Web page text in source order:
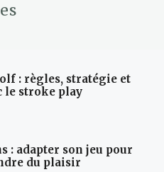
: règles, stratégie et
le stroke play
: adapter son jeu pour
du plaisir